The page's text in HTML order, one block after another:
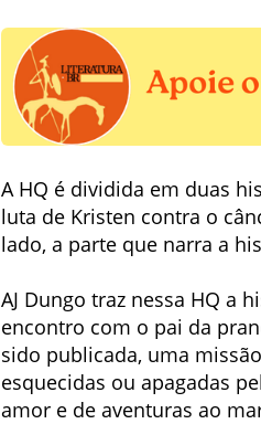
A HQ é dividida em duas
luta de Kristen contra o
lado, a parte que narra a
AJ Dungo traz nessa HQ a
encontro com o pai da
sido publicada, uma
esquecidas ou apagadas
amor e de aventuras ao